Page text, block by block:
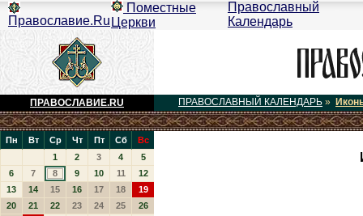
Православие.Ru
Поместные
Церкви
Православный
Календарь
ПРАВОСЛАВИЕ.RU ПРАВОСЛАВНЫЙ КАЛЕНДАРЬ »
Пн Вт Ср Чт Пт Сб
Вс
1
2 3 4
5
6
7 8 9 10 11
12
13
14 15 16 17 18
19
20
21 22 23 24 25
26